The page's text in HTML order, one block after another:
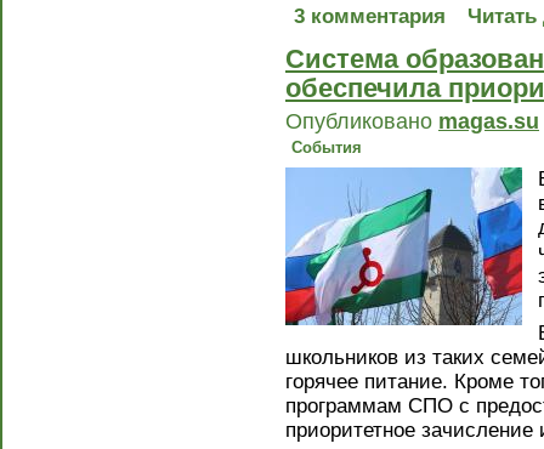
3 комментария
Читать
Система
обеспечила
Опубликовано magas.su
События
школьников из таких
горячее питание. Кроме
программам СПО с
приоритетное